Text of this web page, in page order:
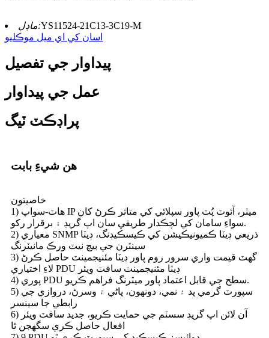
ماڊل:YS11524-21C13-3C19-M
اسان کي اي ميل موڪليو
پيداوار جي تفصيل
عمل جي پيداوار
پراڊڪٽ ٽيگ
هن شيءِ بابت
خاصيتون
1) هاٽ-سواپ IP ميٽر، آئوٽ پُٽ پاور سپلائي کي متاثر ڪرڻ کان
سواءِ سامان کي لچڪدار طريقي سان اپ گريڊ ۽ برقرار رکو.
2) معياري SNMP ذريعي ڊيٽا ڪميونيڪيشن کي ڪيسڪيڊنگ، ڊيٽا
سينٽرن جي بيچ نيٽ ورڪ مانيٽرنگ
3) گھٽ قيمت واري سرور روم پاور ڊيٽا مئنيجمينٽ حاصل ڪرڻ
لاءِ اختياري PDU ڊيٽا مئنيجمينٽ سافٽ ويئر
4) پوري PDU سطح جي قابل اعتماد پاور ميٽرنگ فراهم ڪريو.
5) سپورٽ گرمي پد ۽ نمي، دونھون، پاڻي ۾ وسرڻ، دروازي جي
رابطي جا سينسر
6) آن لائن اپ گريڊ سسٽم جي حمايت ڪريو، جديد سافٽ ويئر
افعال حاصل ڪري سگھجن ٿا